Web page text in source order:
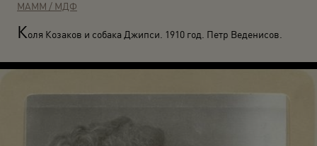
МАММ / МДФ
Коля Козаков и собака Джипси. 1910 год. Петр Веденисов.